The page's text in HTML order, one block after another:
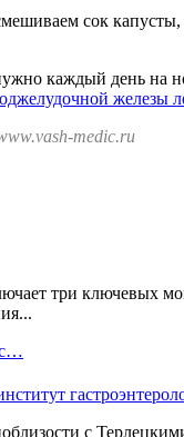
сок капусты,
каждый день на
железы
medic.ru
три ключевых
с